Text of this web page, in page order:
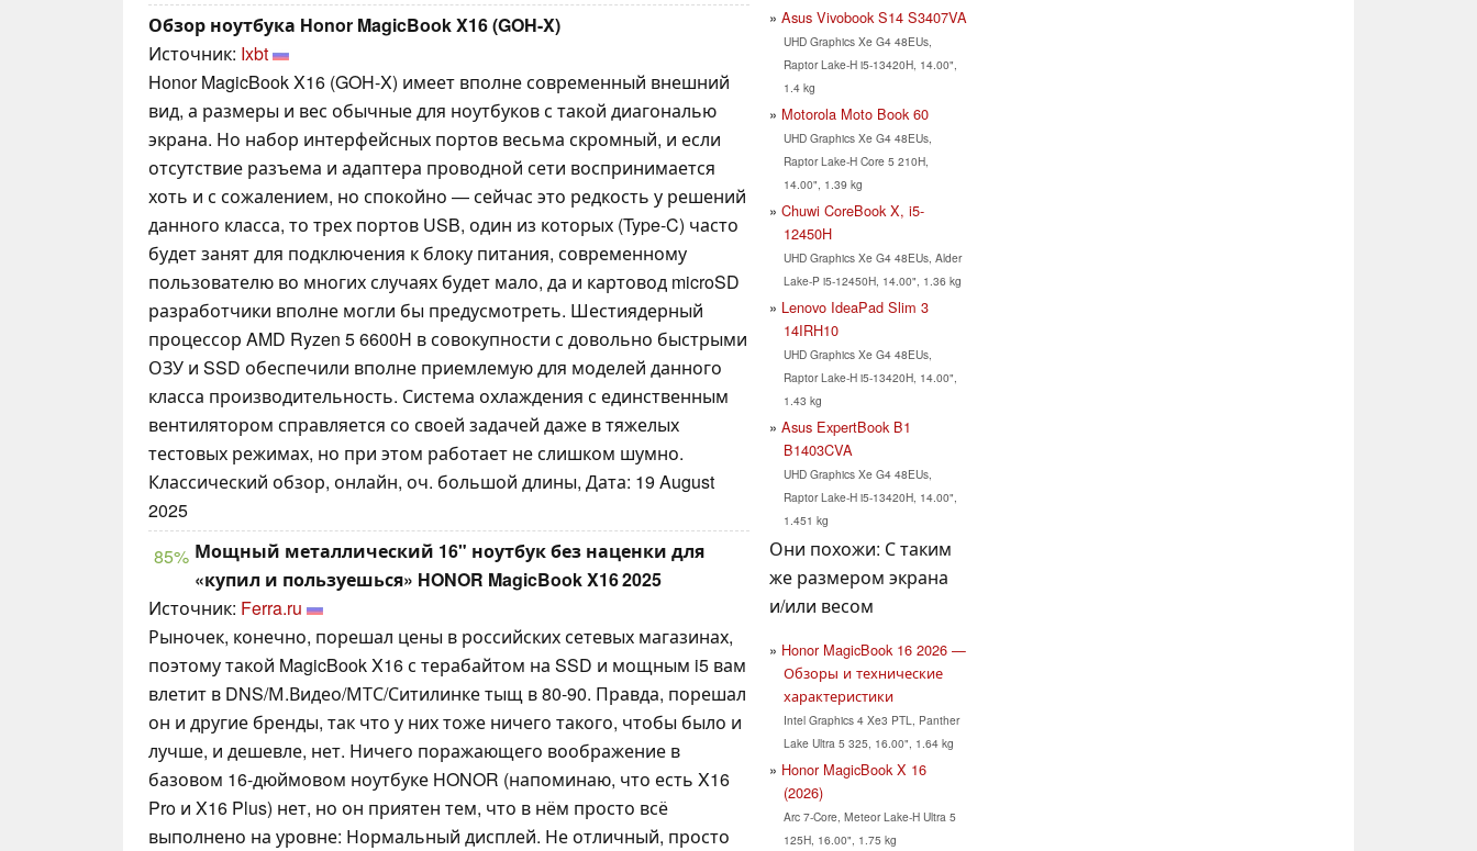
Обзор ноутбука Honor MagicBook X16 (GOH-X)
Источник: Ixbt
Honor MagicBook X16 (GOH-X) имеет вполне современный внешний
вид, а размеры и вес обычные для ноутбуков с такой диагональю
экрана. Но набор интерфейсных портов весьма скромный, и если
отсутствие разъема и адаптера проводной сети воспринимается
хоть и с сожалением, но спокойно — сейчас это редкость у решений
данного класса, то трех портов USB, один из которых (Type-C) часто
будет занят для подключения к блоку питания, современному
пользователю во многих случаях будет мало, да и картовод microSD
разработчики вполне могли бы предусмотреть. Шестиядерный
процессор AMD Ryzen 5 6600H в совокупности с довольно быстрыми
ОЗУ и SSD обеспечили вполне приемлемую для моделей данного
класса производительность. Система охлаждения с единственным
вентилятором справляется со своей задачей даже в тяжелых
тестовых режимах, но при этом работает не слишком шумно.
Классический обзор, онлайн, оч. большой длины, Дата: 19 August
2025
85% Мощный металлический 16" ноутбук без наценки для
«купил и пользуешься» HONOR MagicBook X16 2025
Источник: Ferra.ru
Рыночек, конечно, порешал цены в российских сетевых магазинах,
поэтому такой MagicBook X16 с терабайтом на SSD и мощным i5 вам
влетит в DNS/М.Видео/МТС/Ситилинке тыщ в 80-90. Правда, порешал
он и другие бренды, так что у них тоже ничего такого, чтобы было и
лучше, и дешевле, нет. Ничего поражающего воображение в
базовом 16-дюймовом ноутбуке HONOR (напоминаю, что есть X16
Pro и X16 Plus) нет, но он приятен тем, что в нём просто всё
выполнено на уровне: Нормальный дисплей. Не отличный, просто
Asus Vivobook S14 S3407VA
UHD Graphics Xe G4 48EUs,
Raptor Lake-H i5-13420H, 14.00",
1.4 kg
Motorola Moto Book 60
UHD Graphics Xe G4 48EUs,
Raptor Lake-H Core 5 210H,
14.00", 1.39 kg
Chuwi CoreBook X, i5-
12450H
UHD Graphics Xe G4 48EUs, Alder
Lake-P i5-12450H, 14.00", 1.36 kg
Lenovo IdeaPad Slim 3
14IRH10
UHD Graphics Xe G4 48EUs,
Raptor Lake-H i5-13420H, 14.00",
1.43 kg
Asus ExpertBook B1
B1403CVA
UHD Graphics Xe G4 48EUs,
Raptor Lake-H i5-13420H, 14.00",
1.451 kg
Они похожи: С таким
же размером экрана
и/или весом
Honor MagicBook 16 2026 —
Обзоры и технические
характеристики
Intel Graphics 4 Xe3 PTL, Panther
Lake Ultra 5 325, 16.00", 1.64 kg
Honor MagicBook X 16
(2026)
Arc 7-Core, Meteor Lake-H Ultra 5
125H, 16.00", 1.75 kg